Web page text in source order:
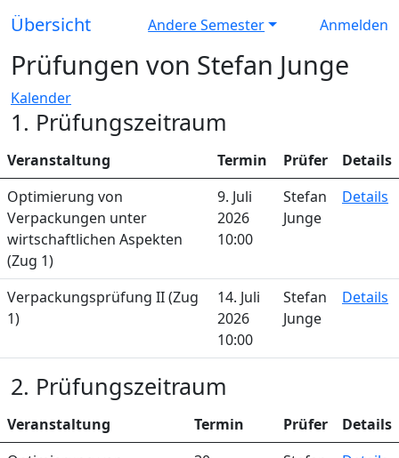
Übersicht Andere Semester Anmelden
Prüfungen von Stefan Junge
Kalender
1. Prüfungszeitraum
Veranstaltung Termin Prüfer
Details
Optimierung von
Verpackungen unter
wirtschaftlichen Aspekten
(Zug 1)
9. Juli
2026
10:00
Stefan
Junge
Details
Verpackungsprüfung II (Zug
1)
14. Juli
2026
10:00
Stefan
Junge
Details
2. Prüfungszeitraum
Veranstaltung Termin Prüfer
Details